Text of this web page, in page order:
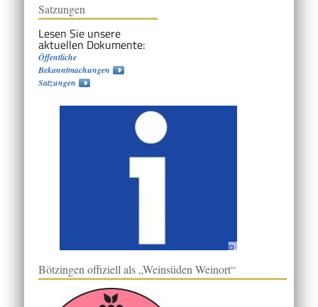
Satzungen
Lesen Sie unsere
aktuellen Dokumente:
Öffentliche
Bekanntmachungen
Satzungen
Bötzingen offiziell als „Weinsüden Weinort“